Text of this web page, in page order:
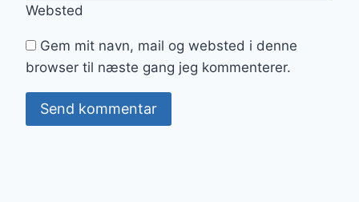
Websted
Gem mit navn, mail og websted i denne
browser til næste gang jeg kommenterer.